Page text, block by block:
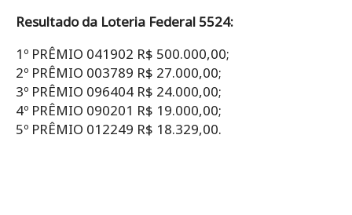
Resultado da Loteria Federal 5524:
1º PRÊMIO 041902 R$ 500.000,00;
2º PRÊMIO 003789 R$ 27.000,00;
3º PRÊMIO 096404 R$ 24.000,00;
4º PRÊMIO 090201 R$ 19.000,00;
5º PRÊMIO 012249 R$ 18.329,00.